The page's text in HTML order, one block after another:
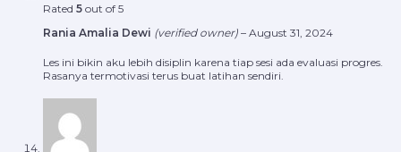
Rated 5 out of 5
Rania Amalia Dewi (verified owner) – August 31, 2024
Les ini bikin aku lebih disiplin karena tiap sesi ada evaluasi progres.
Rasanya termotivasi terus buat latihan sendiri.